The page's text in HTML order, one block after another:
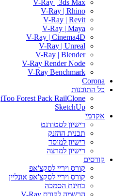
V-Ray | 3ds Max
V-Ray | Rhino
V-Ray | Revit
V-Ray | Maya
V-Ray | Cinema4D
V-Ray | Unreal
V-Ray | Blender
V-Ray Render Node
V-Ray Benchmark
Corona
כל התוכנות
iToo Forest Pack RailClone
SketchUp
אקדמי
רישיון לסטודנט
תכנית ההזנק
רישיון למוסד
רישיון למרצה
קורסים
קורס ויריי לסקצ'אפ
קורס ויריי לסקצ'אפ אונליין
בחינת הסמכה
הרשמה לקורס V-Ray